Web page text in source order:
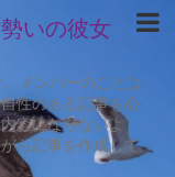
いの彼女
メンバーのことは
性のある記事を心
容にならないよ
ら記事を作成して